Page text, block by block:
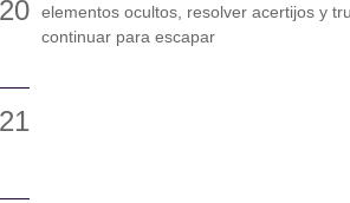
elementos ocultos, resolver acertijos y
continuar para escapar